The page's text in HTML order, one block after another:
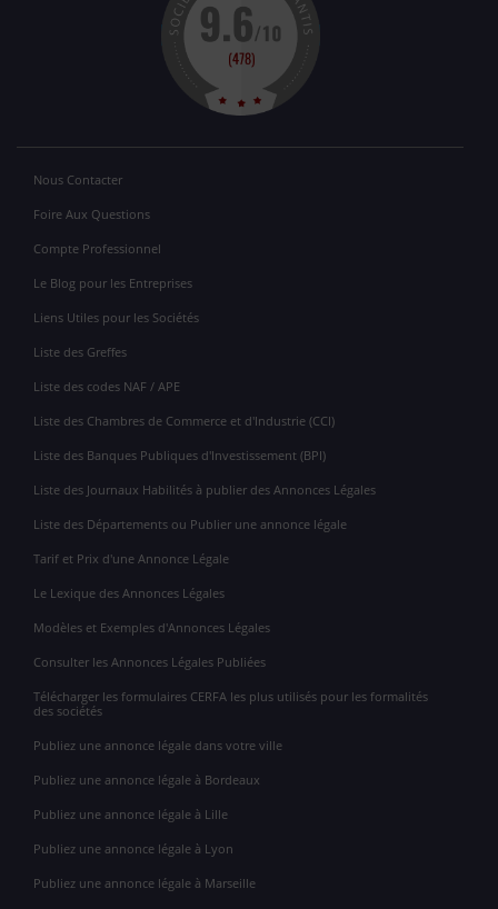
Nous Contacter
Foire Aux Questions
Compte Professionnel
Le Blog pour les Entreprises
Liens Utiles pour les Sociétés
Liste des Greffes
Liste des codes NAF / APE
Liste des Chambres de Commerce et d'Industrie (CCI)
Liste des Banques Publiques d'Investissement (BPI)
Liste des Journaux Habilités à publier des Annonces Légales
Liste des Départements ou Publier une annonce légale
Tarif et Prix d'une Annonce Légale
Le Lexique des Annonces Légales
Modèles et Exemples d'Annonces Légales
Consulter les Annonces Légales Publiées
Télécharger les formulaires CERFA les plus utilisés pour les formalités
des sociétés
Publiez une annonce légale dans votre ville
Publiez une annonce légale à Bordeaux
Publiez une annonce légale à Lille
Publiez une annonce légale à Lyon
Publiez une annonce légale à Marseille